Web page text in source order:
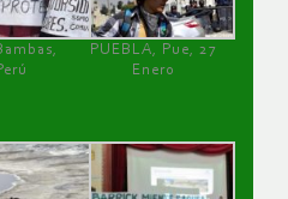
PUEBLA, Pue, 27
Enero